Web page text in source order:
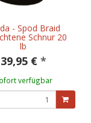
- Spod Braid
Schnur 20
lb
39,95 € *
verfügbar